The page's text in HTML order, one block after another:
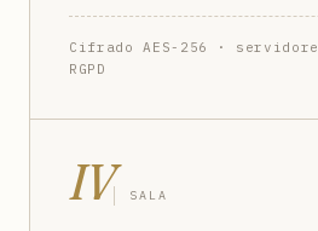
Cifrado AES-256 ·
RGPD
IV SALA